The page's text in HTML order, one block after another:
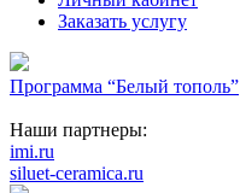
Заказать услугу
Программа “Белый тополь”
Наши партнеры:
imi.ru
siluet-ceramica.ru